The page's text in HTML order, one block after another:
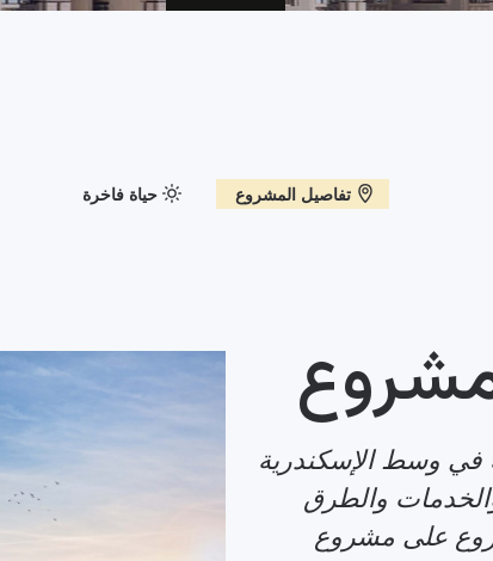
تفاصيل المشروع حياة فاخرة
وسط الإسكندرية
والطرق
على مشروع